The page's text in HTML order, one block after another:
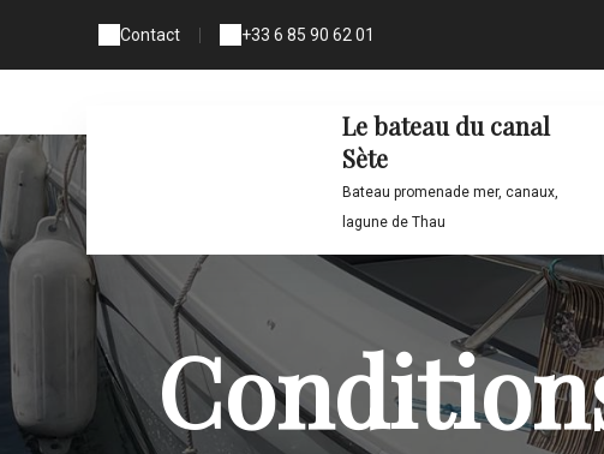
Contact +33 6 85 90 62 01
Le bateau du canal
Sète
Bateau promenade mer, canaux,
lagune de Thau